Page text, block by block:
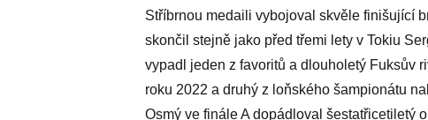
Stříbrnou medaili vybojoval skvěle finišující
skončil stejně jako před třemi lety v Tokiu
vypadl jeden z favoritů a dlouholetý Fuksův
roku 2022 a druhý z loňského šampionátu
Osmý ve finále A dopádloval šestatřicetiletý